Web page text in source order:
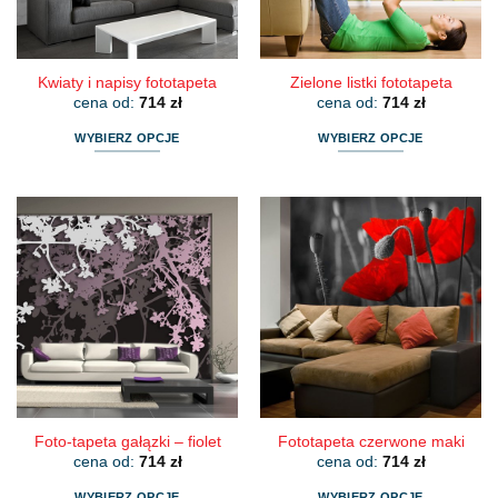
stronie
produktu
stronie
produktu
Kwiaty i napisy fototapeta
cena od: 714 zł
WYBIERZ OPCJE
ma
wiele
wariantów.
Opcje
można
wybrać
na
stronie
produktu
Zielone listki fototapeta
cena od: 714 zł
WYBIERZ OPCJE
wiele
wariantów.
Opcje
można
wybrać
na
stronie
produktu
Foto-tapeta gałązki – fiolet
cena od: 714 zł
Fototapeta czerwone maki
cena od: 714 zł